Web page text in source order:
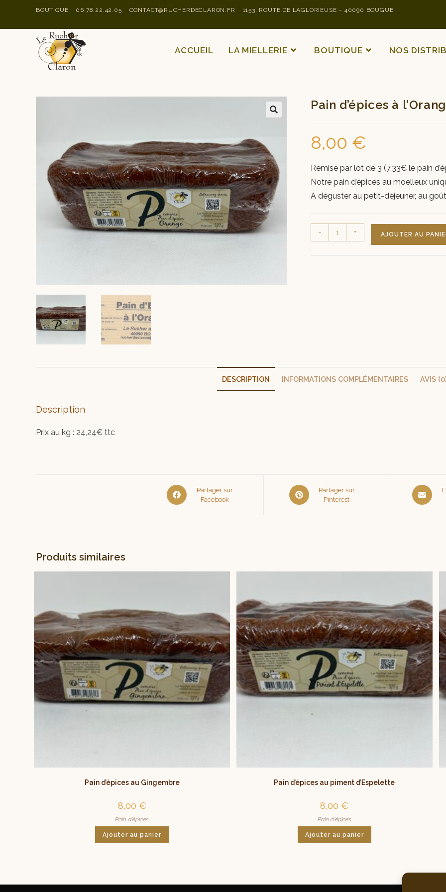
BOUTIQUE 06.78.22.42.05 CONTACT@RUCHERDECLARON.FR 1153, ROUTE DE LAGLORIEUSE – 40090 BOUGUE
ACCUEIL LA MIELLERIE BOUTIQUE NOS
Pain d’épices à
8,00 €
Remise par lot de 3 (7,33€ le pain
Notre pain d’épices au moelleux
A déguster au petit-déjeuner, au
- + AJOUTER AU
DESCRIPTION INFORMATIONS COMPLÉMENTAIRES AVIS
Description
Prix au kg : 24,24€ ttc
Partager sur
Facebook
Partager sur
Pinterest
Produits similaires
Pain d’épices au Gingembre
8,00 €
Pain d'épices
Ajouter au panier
Pain d’épices au piment d’Espelette
8,00 €
Pain d'épices
Ajouter au panier